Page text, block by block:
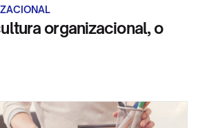
organizacional, o